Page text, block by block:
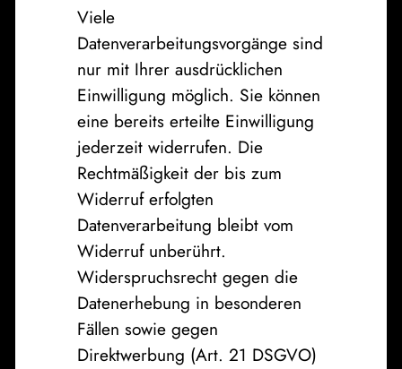
Viele
Datenverarbeitungsvorgänge sind
nur mit Ihrer ausdrücklichen
Einwilligung möglich. Sie können
eine bereits erteilte Einwilligung
jederzeit widerrufen. Die
Rechtmäßigkeit der bis zum
Widerruf erfolgten
Datenverarbeitung bleibt vom
Widerruf unberührt.
Widerspruchsrecht gegen die
Datenerhebung in besonderen
Fällen sowie gegen
Direktwerbung (Art. 21 DSGVO)